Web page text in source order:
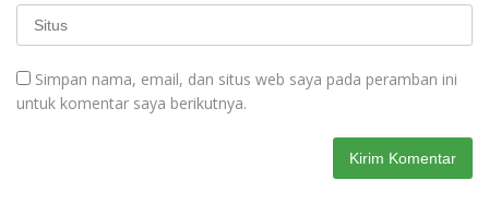
Simpan nama, email, dan situs web saya pada peramban ini
untuk komentar saya berikutnya.